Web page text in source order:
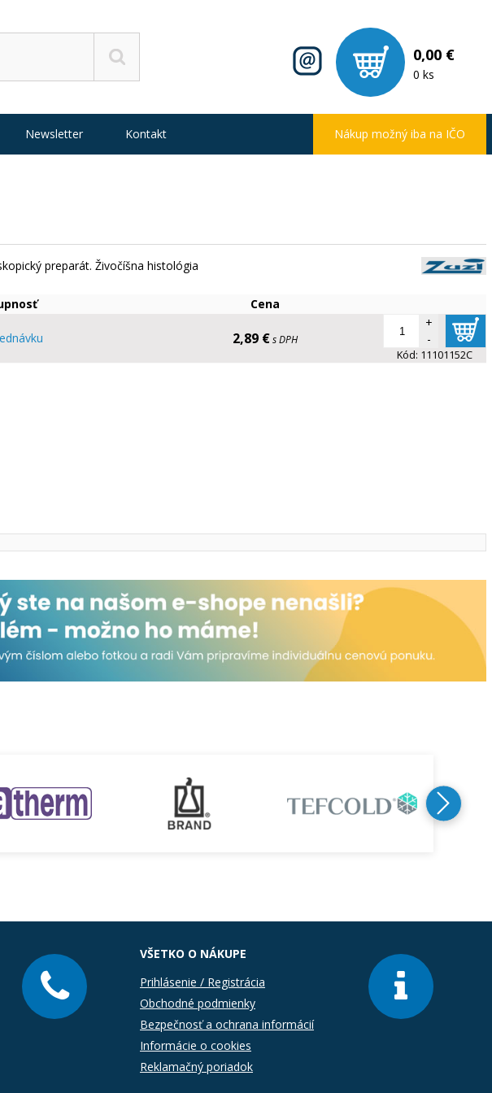
0,00 €
0 ks
preparát. Živočíšna histológia
Cena
2,89 €s DPH
+
-
Kód: 11101152C
Newsletter Kontakt Nákup možný iba na IČO
VŠETKO O NÁKUPE
Prihlásenie / Registrácia
Obchodné podmienky
Bezpečnosť a ochrana informácií
Informácie o cookies
Reklamačný poriadok